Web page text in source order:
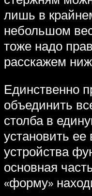
лишь в
небольшом
тоже надо
расскажем
Единственно
объединить
столба в
установить ее
устройства
основная
«форму»